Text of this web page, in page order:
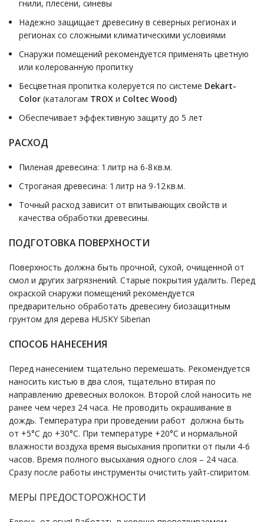
гнили, плесени, синевы
Надежно защищает древесину в северных регионах и
регионах со сложными климатическими условиями
Снаружи помещений рекомендуется применять цветную
или колерованную пропитку
Бесцветная пропитка колеруется по системе Dekart-
Color (каталогам TROX и Coltec Wood)
Обеспечивает эффективную защиту до 5 лет
РАСХОД
Пиленая древесина: 1 литр на 6-8 кв.м.
Строганая древесина: 1 литр на 9-12 кв.м.
Точный расход зависит от впитывающих свойств и
качества обработки древесины.
ПОДГОТОВКА ПОВЕРХНОСТИ
Поверхность должна быть прочной, сухой, очищенной от
смол и других загрязнений. Старые покрытия удалить. Перед
окраской снаружи помещений рекомендуется
предварительно обработать древесину биозащитным
грунтом для дерева HUSKY Siberian
СПОСОБ НАНЕСЕНИЯ
Перед нанесением тщательно перемешать. Рекомендуется
наносить кистью в два слоя, тщательно втирая по
направлению древесных волокон. Второй слой наносить не
ранее чем через 24 часа. Не проводить окрашивание в
дождь. Температура при проведении работ должна быть
от +5°С до +30°С. При температуре +20°С и нормальной
влажности воздуха время высыхания пропитки от пыли 4-6
часов. Время полного высыхания одного слоя – 24 часа.
Сразу после работы инструменты очистить уайт-спиритом.
МЕРЫ ПРЕДОСТОРОЖНОСТИ